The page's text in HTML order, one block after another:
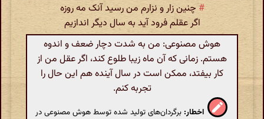
#چنین زار و نزارم من رسید آنک مه روزه
اگر عقلم فرود آید به سال دیگر اندازیم
هوش مصنوعی: من به شدت دچار ضعف و اندوه
هستم. زمانی که آن ماه زیبا طلوع کند، اگر عقل من از
کار بیفتد، ممکن است در سال آینده هم این حال را
تجربه کنم.
اخطار: برگردان‌های تولید شده توسط هوش مصنوعی در